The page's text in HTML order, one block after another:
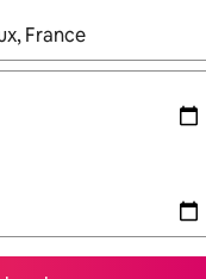
utilisez les